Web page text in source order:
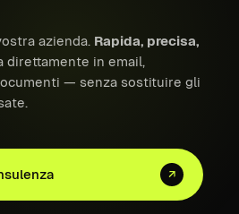
azienda. Rapida, precisa,
direttamente in email,
— senza sostituire gli
↗